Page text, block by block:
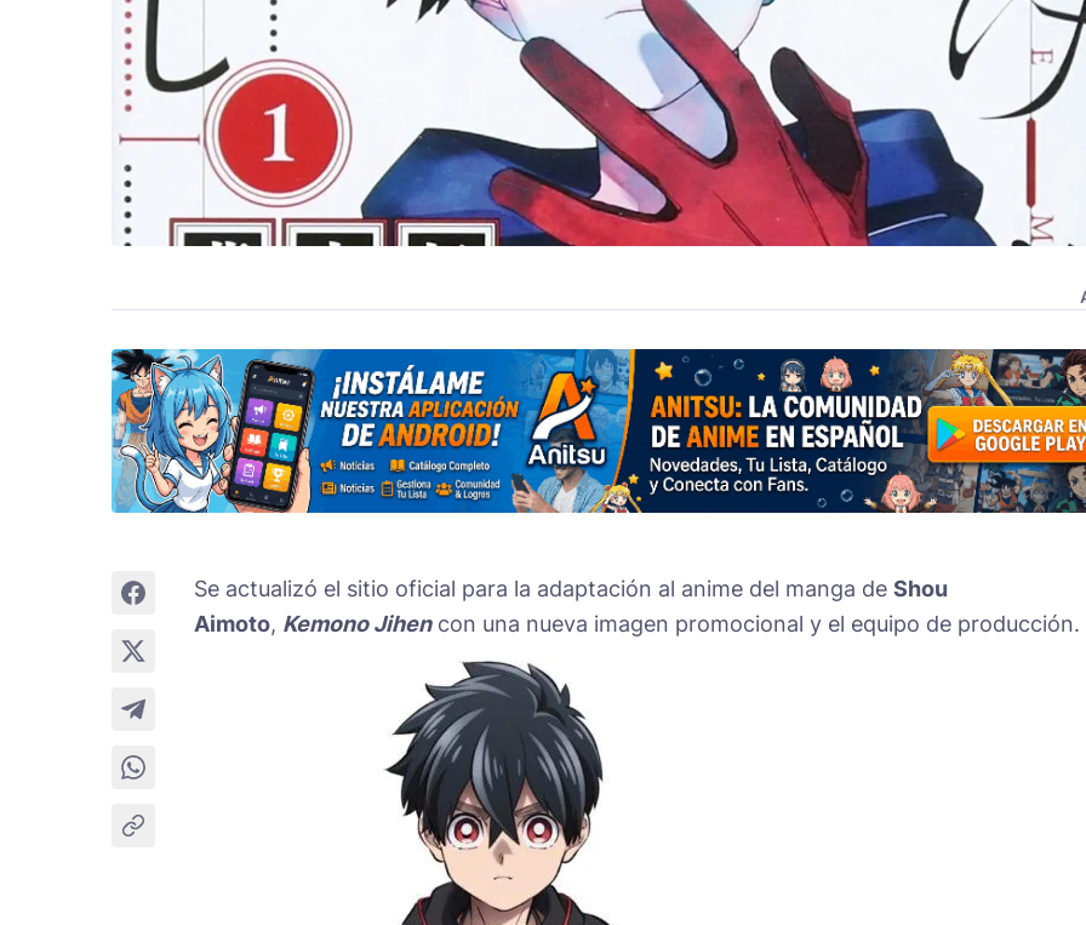
Se actualizó el sitio oficial para la adaptación al anime del manga de Shou
Aimoto, Kemono Jihencon una nueva imagen promocional y el equipo de producción.